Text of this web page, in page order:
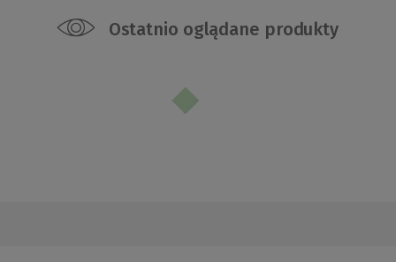
Ostatnio oglądane produkty